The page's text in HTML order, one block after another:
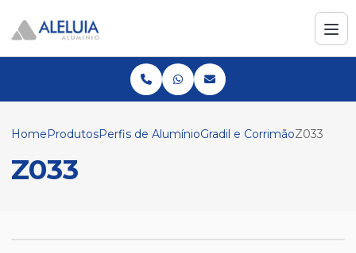
HomeProdutosPerfis de AlumínioGradil e CorrimãoZ033
Z033